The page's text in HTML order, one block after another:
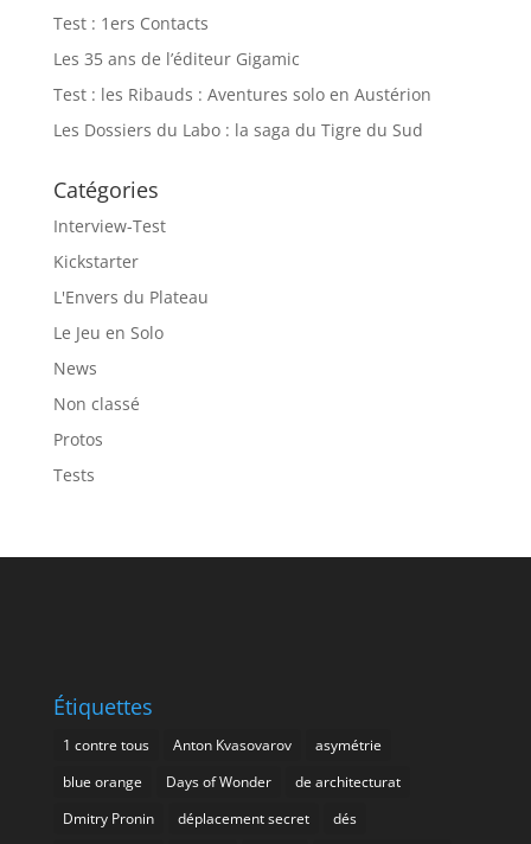
Test : 1ers Contacts
Les 35 ans de l’éditeur Gigamic
Test : les Ribauds : Aventures solo en Austérion
Les Dossiers du Labo : la saga du Tigre du Sud
Catégories
Interview-Test
Kickstarter
L'Envers du Plateau
Le Jeu en Solo
News
Non classé
Protos
Tests
Étiquettes
1 contre tous Anton Kvasovarov
asymétrie
blue orange
Days of Wonder
de architecturat
Dmitry Pronin
déplacement secret
dés